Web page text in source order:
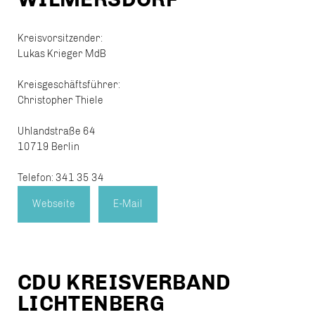
Kreisvorsitzender:
Lukas Krieger MdB
Kreisgeschäftsführer:
Christopher Thiele
Uhlandstraße 64
10719 Berlin
Telefon: 341 35 34
Webseite E-Mail
CDU KREISVERBAND
LICHTENBERG